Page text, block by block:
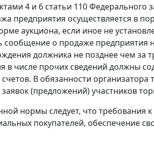
4 и 6 статьи 110
предприятия осуществляется в
аукциона, если иное не
сообщение о продаже
должника не позднее чем
в числе прочих сведений должны
В обязанности
(предложений) участников
нормы следует, что требования
покупателей, обеспечение